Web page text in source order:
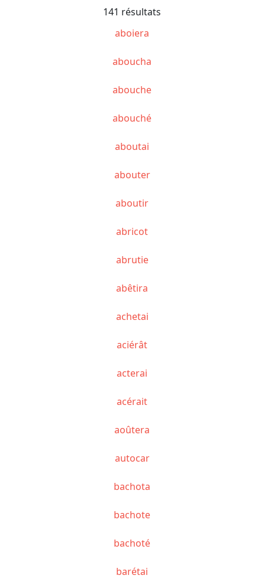
141 résultats
aboiera
aboucha
abouche
abouché
aboutai
abouter
aboutir
abricot
abrutie
abêtira
achetai
aciérât
acterai
acérait
aoûtera
autocar
bachota
bachote
bachoté
barétai